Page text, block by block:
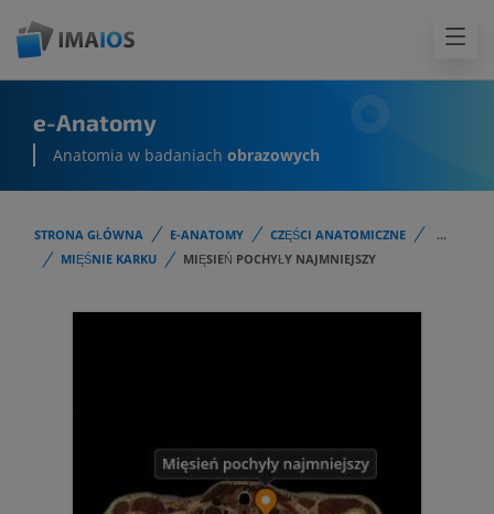
e-Anatomy
Anatomia w badaniach obrazowych
STRONA GŁÓWNA E-ANATOMY CZĘŚCI ANATOMICZNE
...
MIĘŚNIE KARKU
MIĘSIEŃ POCHYŁY NAJMNIEJSZY